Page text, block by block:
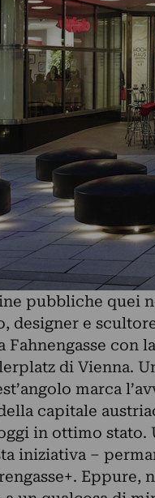
pubbliche quei
designer e
Fahnengasse con
di Vienna.
marca
capitale
in ottimo
iniziativa –
Eppure,